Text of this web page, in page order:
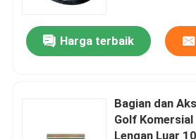
Harga terbaik
Bagian dan
Golf
Lengan Luar